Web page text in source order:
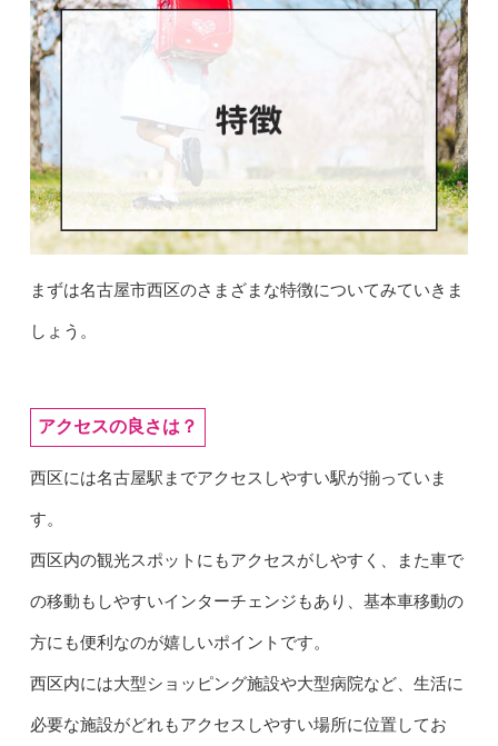
まずは名古屋市西区のさまざまな特徴についてみていきま
しょう。
アクセスの良さは？
西区には名古屋駅までアクセスしやすい駅が揃っていま
す。
西区内の観光スポットにもアクセスがしやすく、また車で
の移動もしやすいインターチェンジもあり、基本車移動の
方にも便利なのが嬉しいポイントです。
西区内には大型ショッピング施設や大型病院など、生活に
必要な施設がどれもアクセスしやすい場所に位置してお